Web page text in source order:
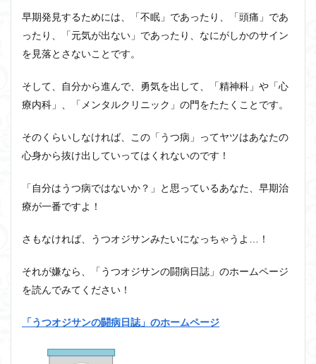
早期発見するためには、「不眠」であったり、「頭痛」であ
ったり、「元気が出ない」であったり、なにがしかのサイン
を見落とさないことです。
そして、自分から進んで、勇気を出して、「精神科」や「心
療内科」、「メンタルクリニック」の門をたたくことです。
そのくらいしなければ、この「うつ病」ってヤツはあなたの
心身から抜け出していってはくれないのです！
「自分はうつ病ではないか？」と思っているあなた、早期治
療が一番ですよ！
さもなければ、うつオジサンみたいになっちゃうよ…！
それが嫌なら、「うつオジサンの闘病日誌」のホームページ
を読んでみてください！
「うつオジサンの闘病日誌」のホームページ